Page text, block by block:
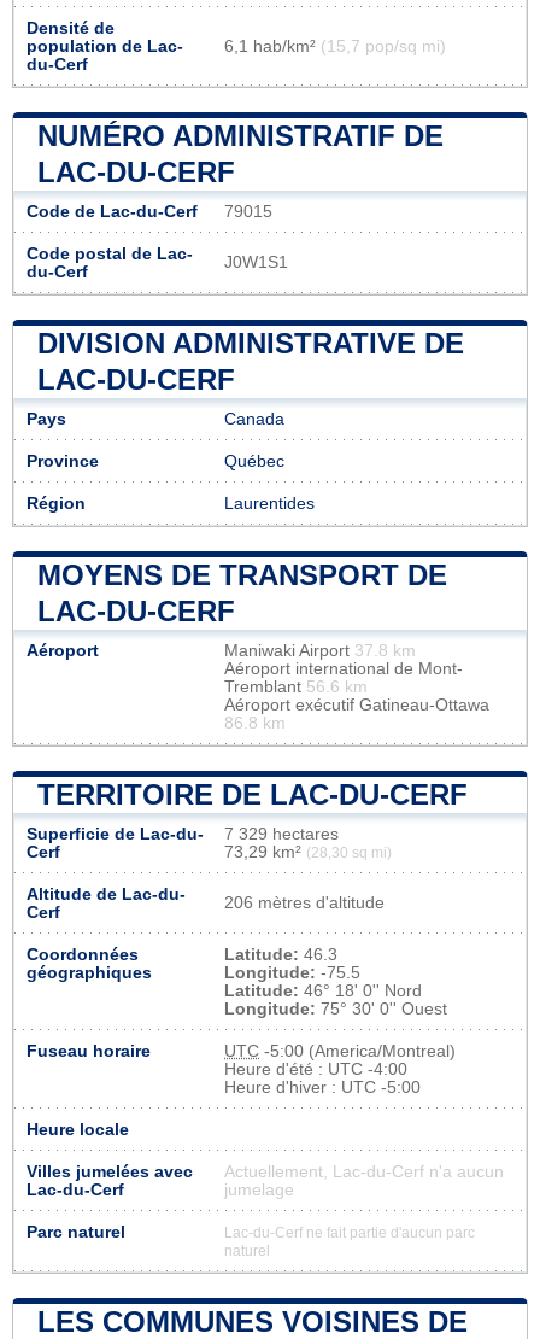
Densité de
population de Lac-
du-Cerf
6,1 hab/km² (15,7 pop/sq mi)
NUMÉRO ADMINISTRATIF DE
LAC-DU-CERF
Code de Lac-du-Cerf 79015
Code postal de Lac-
du-Cerf
J0W1S1
DIVISION ADMINISTRATIVE DE
LAC-DU-CERF
Pays Canada
Province Québec
Région Laurentides
MOYENS DE TRANSPORT DE
LAC-DU-CERF
Aéroport Maniwaki Airport 37.8 km
Aéroport international de Mont-
Tremblant 56.6 km
Aéroport exécutif Gatineau-Ottawa
86.8 km
TERRITOIRE DE LAC-DU-CERF
Superficie de Lac-du-
Cerf
7 329 hectares
73,29 km² (28,30 sq mi)
Altitude de Lac-du-
Cerf
206 mètres d'altitude
Coordonnées
géographiques
Latitude: 46.3
Longitude: -75.5
Latitude: 46° 18' 0'' Nord
Longitude: 75° 30' 0'' Ouest
Fuseau horaire UTC -5:00 (America/Montreal)
Heure d'été : UTC -4:00
Heure d'hiver : UTC -5:00
Heure locale
Villes jumelées avec
Lac-du-Cerf
Actuellement, Lac-du-Cerf n'a aucun
jumelage
Parc naturel
Lac-du-Cerf ne fait partie d'aucun parc
naturel
LES COMMUNES VOISINES DE